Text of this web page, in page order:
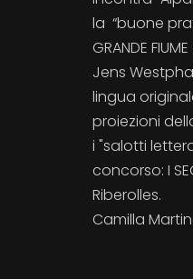
la “buone
GRANDE
Jens
lingua
proiezioni
i "salotti
concorso: I
Riberolles.
Camilla